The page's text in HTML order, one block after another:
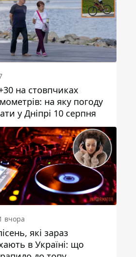
на стовпчиках
на яку погоду
у Дніпрі 10 серпня
вчора
які зараз
в Україні: що